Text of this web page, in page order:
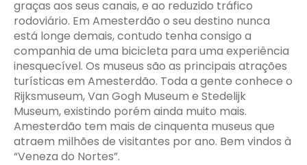
graças aos seus canais, e ao reduzido tráfico
rodoviário. Em Amesterdão o seu destino nunca
está longe demais, contudo tenha consigo a
companhia de uma bicicleta para uma experiência
inesquecível. Os museus são as principais atrações
turísticas em Amesterdão. Toda a gente conhece o
Rijksmuseum, Van Gogh Museum e Stedelijk
Museum, existindo porém ainda muito mais.
Amesterdão tem mais de cinquenta museus que
atraem milhões de visitantes por ano. Bem vindos à
“Veneza do Nortes”.